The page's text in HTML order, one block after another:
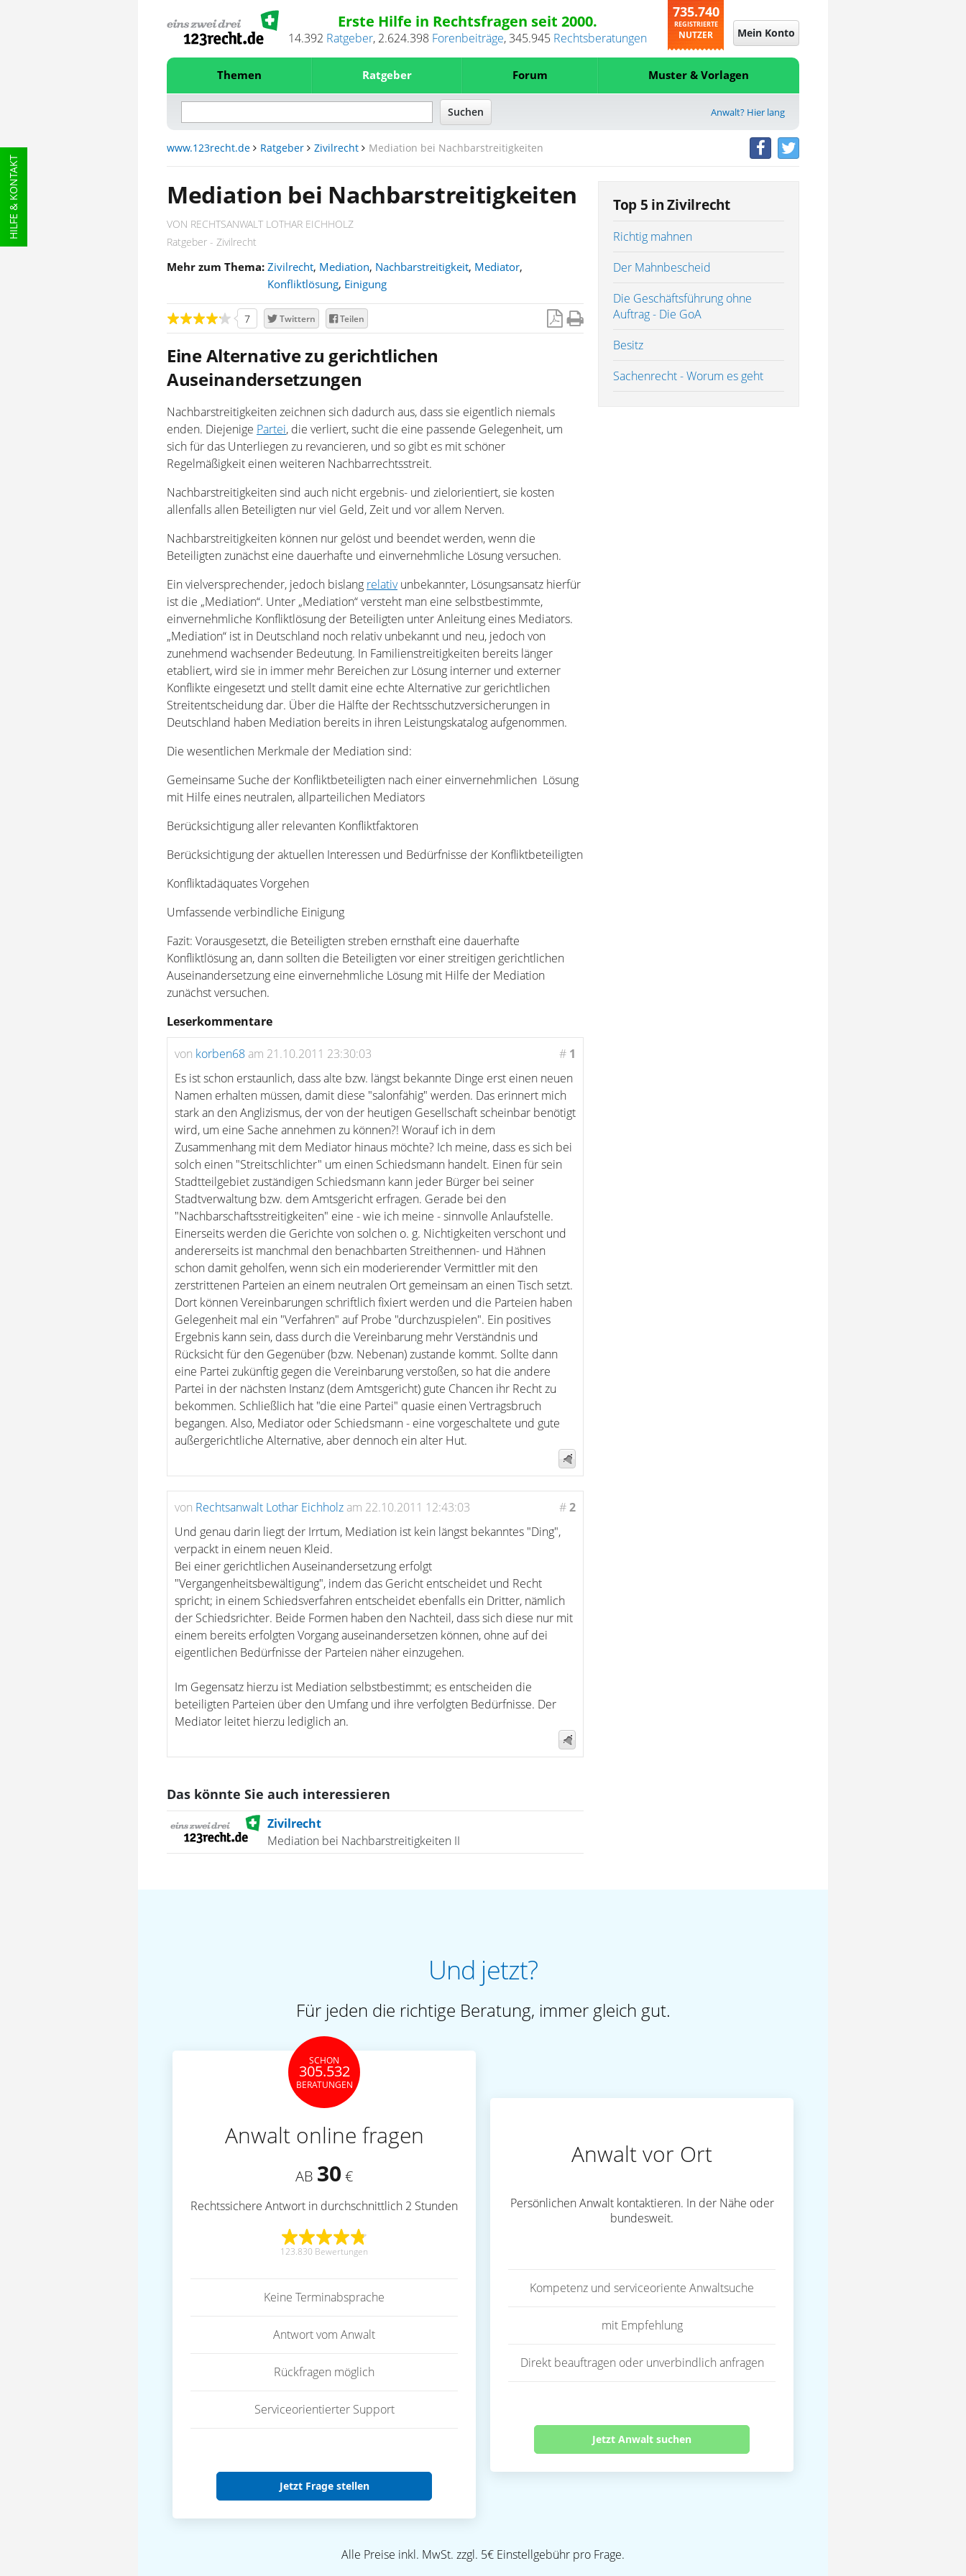
HILFE & KONTAKT
Erste Hilfe in Rechtsfragen seit 2000.
14.392 Ratgeber, 2.624.398 Forenbeiträge,345.945 Rechtsberatungen
735.740
REGISTRIERTE
NUTZER Mein Konto
Themen Ratgeber Forum Muster & Vorlagen
Anwalt? Hier lang
www.123recht.de Ratgeber Zivilrecht Mediation bei Nachbarstreitigkeiten
Mediation bei Nachbarstreitigkeiten
VON RECHTSANWALT LOTHAR EICHHOLZ
Ratgeber - Zivilrecht
Mehr zum Thema: Zivilrecht, Mediation, Nachbarstreitigkeit, Mediator,
Konfliktlösung, Einigung
7 Twittern Teilen
Eine Alternative zu gerichtlichen
Auseinandersetzungen
Nachbarstreitigkeiten zeichnen sich dadurch aus, dass sie eigentlich niemals
enden. Diejenige Partei, die verliert, sucht die eine passende Gelegenheit, um
sich für das Unterliegen zu revancieren, und so gibt es mit schöner
Regelmäßigkeit einen weiteren Nachbarrechtsstreit.
Nachbarstreitigkeiten sind auch nicht ergebnis- und zielorientiert, sie kosten
allenfalls allen Beteiligten nur viel Geld, Zeit und vor allem Nerven.
Nachbarstreitigkeiten können nur gelöst und beendet werden, wenn die
Beteiligten zunächst eine dauerhafte und einvernehmliche Lösung versuchen.
Ein vielversprechender, jedoch bislang relativunbekannter, Lösungsansatz hierfür
ist die „Mediation“. Unter „Mediation“ versteht man eine selbstbestimmte,
einvernehmliche Konfliktlösung der Beteiligten unter Anleitung eines Mediators.
„Mediation“ ist in Deutschland noch relativ unbekannt und neu, jedoch von
zunehmend wachsender Bedeutung. In Familienstreitigkeiten bereits länger
etabliert, wird sie in immer mehr Bereichen zur Lösung interner und externer
Konflikte eingesetzt und stellt damit eine echte Alternative zur gerichtlichen
Streitentscheidung dar. Über die Hälfte der Rechtsschutzversicherungen in
Deutschland haben Mediation bereits in ihren Leistungskatalog aufgenommen.
Die wesentlichen Merkmale der Mediation sind:
Gemeinsame Suche der Konfliktbeteiligten nach einer einvernehmlichen Lösung
mit Hilfe eines neutralen, allparteilichen Mediators
Berücksichtigung aller relevanten Konfliktfaktoren
Berücksichtigung der aktuellen Interessen und Bedürfnisse der Konfliktbeteiligten
Konfliktadäquates Vorgehen
Umfassende verbindliche Einigung
Fazit: Vorausgesetzt, die Beteiligten streben ernsthaft eine dauerhafte
Konfliktlösung an, dann sollten die Beteiligten vor einer streitigen gerichtlichen
Auseinandersetzung eine einvernehmliche Lösung mit Hilfe der Mediation
zunächst versuchen.
Leserkommentare
von korben68 am 21.10.2011 23:30:03 # 1
Es ist schon erstaunlich, dass alte bzw. längst bekannte Dinge erst einen neuen
Namen erhalten müssen, damit diese "salonfähig" werden. Das erinnert mich
stark an den Anglizismus, der von der heutigen Gesellschaft scheinbar benötigt
wird, um eine Sache annehmen zu können?! Worauf ich in dem
Zusammenhang mit dem Mediator hinaus möchte? Ich meine, dass es sich bei
solch einen "Streitschlichter" um einen Schiedsmann handelt. Einen für sein
Stadtteilgebiet zuständigen Schiedsmann kann jeder Bürger bei seiner
Stadtverwaltung bzw. dem Amtsgericht erfragen. Gerade bei den
"Nachbarschaftsstreitigkeiten" eine - wie ich meine - sinnvolle Anlaufstelle.
Einerseits werden die Gerichte von solchen o. g. Nichtigkeiten verschont und
andererseits ist manchmal den benachbarten Streithennen- und Hähnen
schon damit geholfen, wenn sich ein moderierender Vermittler mit den
zerstrittenen Parteien an einem neutralen Ort gemeinsam an einen Tisch setzt.
Dort können Vereinbarungen schriftlich fixiert werden und die Parteien haben
Gelegenheit mal ein "Verfahren" auf Probe "durchzuspielen". Ein positives
Ergebnis kann sein, dass durch die Vereinbarung mehr Verständnis und
Rücksicht für den Gegenüber (bzw. Nebenan) zustande kommt. Sollte dann
eine Partei zukünftig gegen die Vereinbarung verstoßen, so hat die andere
Partei in der nächsten Instanz (dem Amtsgericht) gute Chancen ihr Recht zu
bekommen. Schließlich hat "die eine Partei" quasie einen Vertragsbruch
begangen. Also, Mediator oder Schiedsmann - eine vorgeschaltete und gute
außergerichtliche Alternative, aber dennoch ein alter Hut.
von Rechtsanwalt Lothar Eichholz am 22.10.2011 12:43:03 #2
Und genau darin liegt der Irrtum, Mediation ist kein längst bekanntes "Ding",
verpackt in einem neuen Kleid.
Bei einer gerichtlichen Auseinandersetzung erfolgt
"Vergangenheitsbewältigung", indem das Gericht entscheidet und Recht
spricht; in einem Schiedsverfahren entscheidet ebenfalls ein Dritter, nämlich
der Schiedsrichter. Beide Formen haben den Nachteil, dass sich diese nur mit
einem bereits erfolgten Vorgang auseinandersetzen können, ohne auf dei
eigentlichen Bedürfnisse der Parteien näher einzugehen.
Im Gegensatz hierzu ist Mediation selbstbestimmt; es entscheiden die
beteiligten Parteien über den Umfang und ihre verfolgten Bedürfnisse. Der
Mediator leitet hierzu lediglich an.
Das könnte Sie auch interessieren
Zivilrecht
Mediation bei Nachbarstreitigkeiten II
Top 5 in Zivilrecht
Richtig mahnen
Der Mahnbescheid
Die Geschäftsführung ohne
Auftrag - Die GoA
Besitz
Sachenrecht - Worum es geht
Und jetzt?
Für jeden die richtige Beratung, immer gleich gut.
SCHON
305.532
BERATUNGEN
Anwalt online fragen
AB 30 €
Rechtssichere Antwort in durchschnittlich 2 Stunden
123.830 Bewertungen
Keine Terminabsprache
Antwort vom Anwalt
Rückfragen möglich
Serviceorientierter Support
Jetzt Frage stellen
Anwalt vor Ort
Persönlichen Anwalt kontaktieren. In der Nähe oder
bundesweit.
Kompetenz und serviceoriente Anwaltsuche
mit Empfehlung
Direkt beauftragen oder unverbindlich anfragen
Jetzt Anwalt suchen
Alle Preise inkl. MwSt. zzgl. 5€ Einstellgebühr pro Frage.